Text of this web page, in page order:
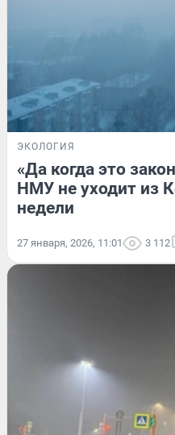
ЭКОЛОГИЯ
«Да когда это
НМУ не уходит из
недели
27 января, 2026, 11:01 3 112